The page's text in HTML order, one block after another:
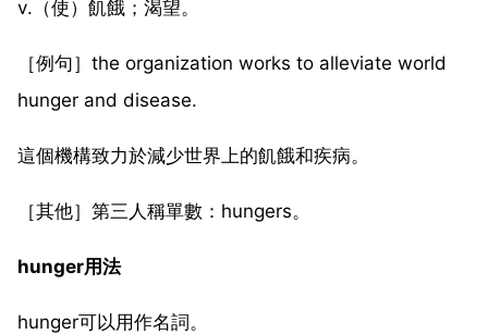
v.（使）飢餓；渴望。
［例句］the organization works to alleviate world
hunger and disease.
這個機構致力於減少世界上的飢餓和疾病。
［其他］第三人稱單數：hungers。
hunger用法
hunger可以用作名詞。